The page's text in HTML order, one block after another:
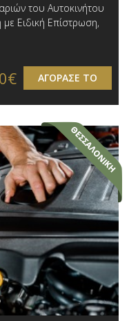
του Αυτοκινήτου
Ειδική Επίστρωση,
ΑΓΟΡΑΣΕ ΤΟ